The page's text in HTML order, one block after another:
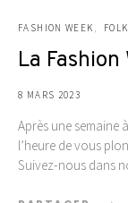
FASHION WEEK
La
8 MARS 2023
Après une semaine
l’heure de vous
Suivez-nous dans